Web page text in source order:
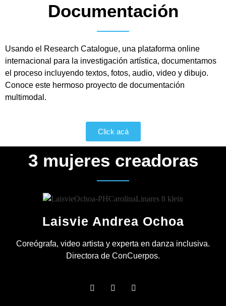
Documentación
Usando el Research Catalogue, una plataforma online
internacional para la investigación artística, documentamos
el proceso incluyendo textos, fotos, audio, video y dibujo.
Conoce este hermoso proyecto de documentación
multimodal.
Click acá
3 mujeres creadoras
Laisvie Andrea Ochoa
Coreógrafa, video artista y experta en danza inclusiva.
Directora de ConCuerpos.